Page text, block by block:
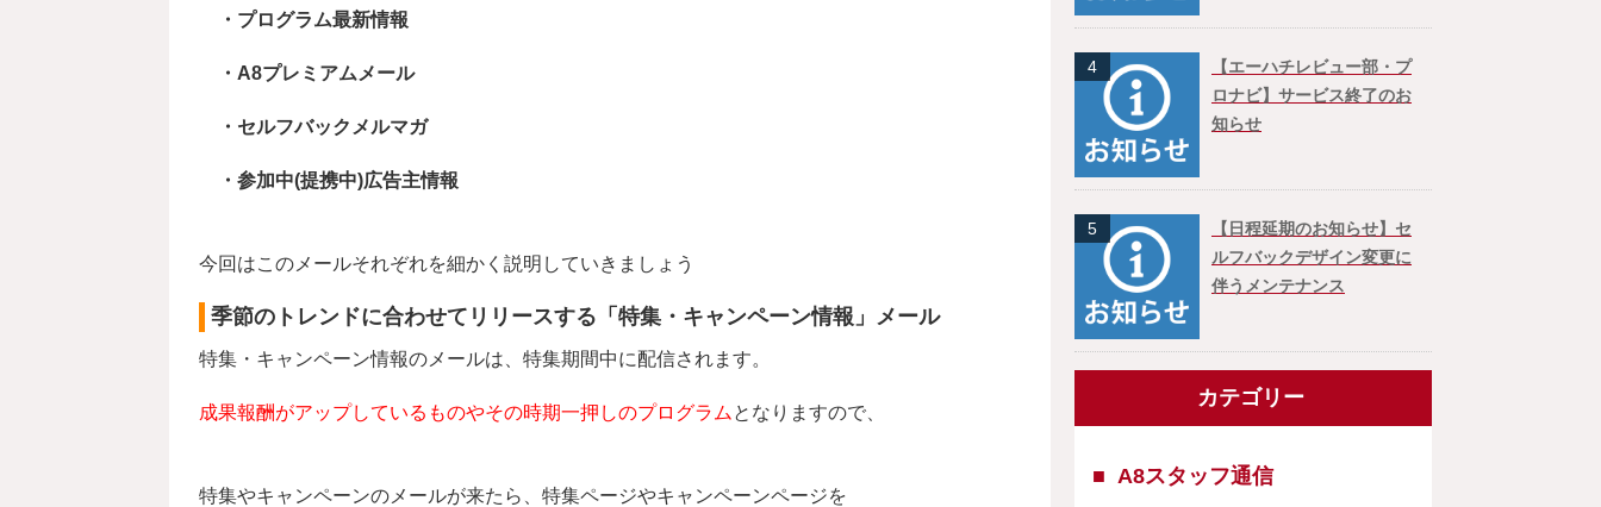
・プログラム最新情報
・A8プレミアムメール
・セルフバックメルマガ
・参加中(提携中)広告主情報
今回はこのメールそれぞれを細かく説明していきましょう
季節のトレンドに合わせてリリースする「特集・キャンペーン情報」メール
特集・キャンペーン情報のメールは、特集期間中に配信されます。
成果報酬がアップしているものやその時期一押しのプログラム となりますので、
特集やキャンペーンのメールが来たら、 特集ページやキャンペーンページを
4
【エーハチレビュー部・プ
ロナビ】サービス終了のお
知らせ
5
【日程延期のお知らせ】セ
ルフバックデザイン変更に
伴うメンテナンス
カテゴリー
A8スタッフ通信